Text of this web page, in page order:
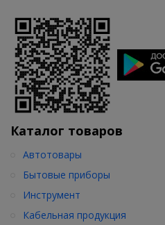
Каталог товаров
Автотовары
Бытовые приборы
Инструмент
Кабельная продукция